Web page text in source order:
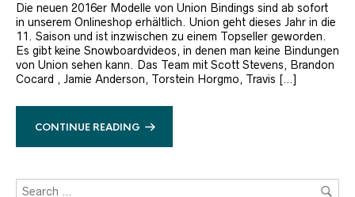
Die neuen 2016er Modelle von Union Bindings sind ab sofort
in unserem Onlineshop erhältlich. Union geht dieses Jahr in die
11. Saison und ist inzwischen zu einem Topseller geworden.
Es gibt keine Snowboardvideos, in denen man keine Bindungen
von Union sehen kann. Das Team mit Scott Stevens, Brandon
Cocard , Jamie Anderson, Torstein Horgmo, Travis […]
CONTINUE READING